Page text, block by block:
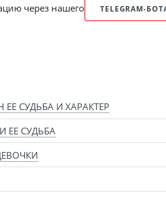
через нашего TELEGRAM-
СУДЬБА И ХАРАКТЕР
ЕЕ СУДЬБА